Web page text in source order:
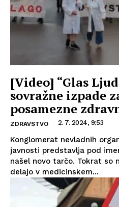
[Video] “Glas
sovražne izpade
posamezne
ZDRAVSTVO 2. 7. 2024, 9:53
Konglomerat nevladnih
javnosti predstavlja pod
našel novo tarčo. Tokrat so
delajo v medicinskem...